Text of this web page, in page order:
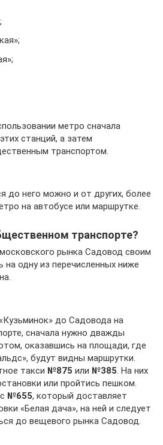
метро сначала
станций, а затем
транспортом.
до него можно и от других, более
на автобусе или маршрутке.
транспорте?
рынка Садовод своим
на одну из перечисленных ниже
до Садовода на
сначала нужно дважды
оказавшись на площади, где
будут видны маршрутки.
такси №875 или №385. На них
или пройтись пешком.
№655, который доставляет
«Белая дача», на ней и следует
до вещевого рынка Садовод.